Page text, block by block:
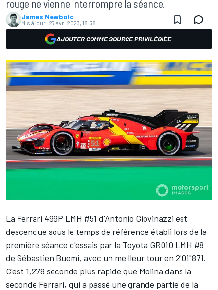
rouge ne vienne interrompre la séance.
James Newbold
Mis à jour: 27 avr. 2023, 18:38
AJOUTER COMME SOURCE PRIVILÉGIÉE
La Ferrari 499P LMH #51 d'Antonio Giovinazzi est
descendue sous le temps de référence établi lors de la
première séance d'essais par la Toyota GR010 LMH #8
de Sébastien Buemi, avec un meilleur tour en 2'01"871.
C'est 1,278 seconde plus rapide que Molina dans la
seconde Ferrari, qui a passé une grande partie de la